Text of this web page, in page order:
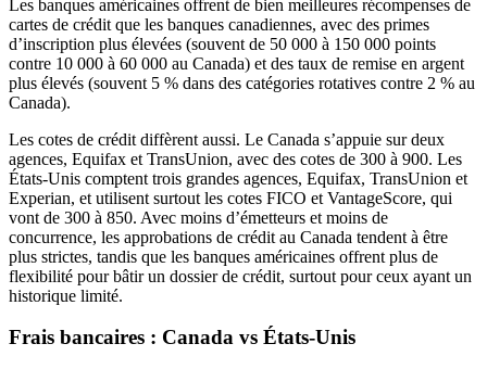
Les banques américaines offrent de bien meilleures récompenses de
cartes de crédit que les banques canadiennes, avec des primes
d’inscription plus élevées (souvent de 50 000 à 150 000 points
contre 10 000 à 60 000 au Canada) et des taux de remise en argent
plus élevés (souvent 5 % dans des catégories rotatives contre 2 % au
Canada).
Les cotes de crédit diffèrent aussi. Le Canada s’appuie sur deux
agences, Equifax et TransUnion, avec des cotes de 300 à 900. Les
États-Unis comptent trois grandes agences, Equifax, TransUnion et
Experian, et utilisent surtout les cotes FICO et VantageScore, qui
vont de 300 à 850. Avec moins d’émetteurs et moins de
concurrence, les approbations de crédit au Canada tendent à être
plus strictes, tandis que les banques américaines offrent plus de
flexibilité pour bâtir un dossier de crédit, surtout pour ceux ayant un
historique limité.
Frais bancaires : Canada vs États-Unis